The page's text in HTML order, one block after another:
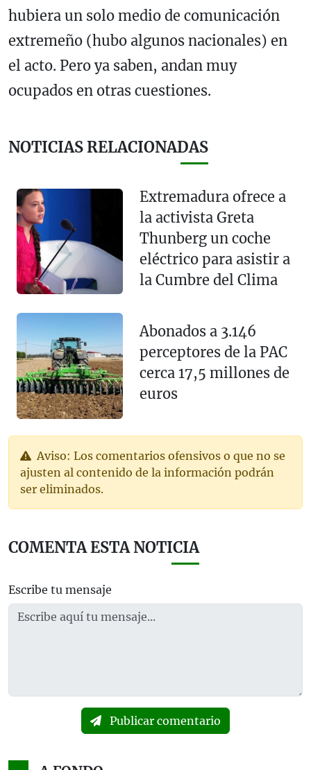
hubiera un solo medio de comunicación
extremeño (hubo algunos nacionales) en
el acto. Pero ya saben, andan muy
ocupados en otras cuestiones.
NOTICIAS RELACIONADAS
Extremadura ofrece a
la activista Greta
Thunberg un coche
eléctrico para asistir a
la Cumbre del Clima
Abonados a 3.146
perceptores de la PAC
cerca 17,5 millones de
euros
Aviso: Los comentarios ofensivos o que no se
ajusten al contenido de la información podrán
ser eliminados.
COMENTA ESTA NOTICIA
Escribe tu mensaje
Publicar comentario